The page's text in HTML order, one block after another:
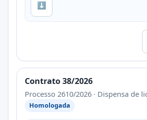
⬇
Contrato 38/2026
Processo 2610/2026 · Dispensa de
Homologada